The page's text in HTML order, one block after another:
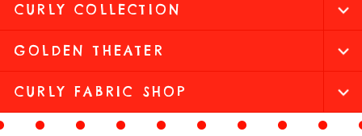
CURLY COLLECTION
GOLDEN THEATER
CURLY FABRIC SHOP